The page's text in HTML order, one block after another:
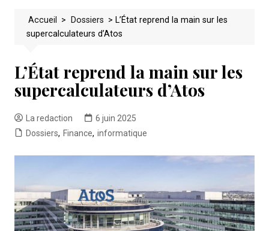
Accueil > Dossiers > L’État reprend la main sur les
supercalculateurs d’Atos
L’État reprend la main sur les
supercalculateurs d’Atos
La redaction
6 juin 2025
Dossiers, Finance, informatique